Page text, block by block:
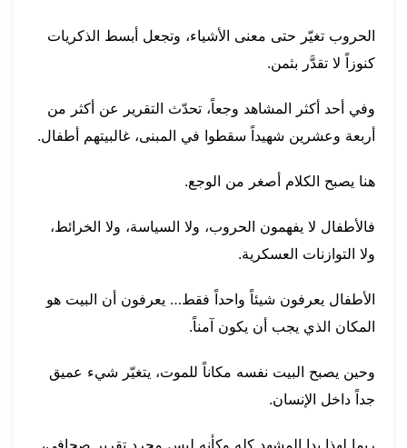
الحروب تغيّر حتى معنى الأشياء، وتجعل أبسط الذكريات
كنوزاً لا تقدَّر بثمن.
وفي أحد أكثر المشاهد وجعاً، تحدّث التقرير عن أكثر من
أربعة وعشرين شهيداً سقطوا في المبنى، غالبيتهم أطفال.
هنا يصبح الكلام أصغر من الوجع.
فالأطفال لا يفهمون الحروب، ولا السياسة، ولا الخرائط،
ولا التوازنات العسكرية.
الأطفال يعرفون شيئاً واحداً فقط… يعرفون أن البيت هو
المكان الذي يجب أن يكون آمناً.
وحين يصبح البيت نفسه مكاناً للموت، يتغيّر شيء عميق
جداً داخل الإنسان.
ربما لهذا بدا المشهد كله وكأنه ليس مجرد تقرير صحافي،